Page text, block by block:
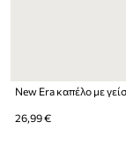
26,99 €